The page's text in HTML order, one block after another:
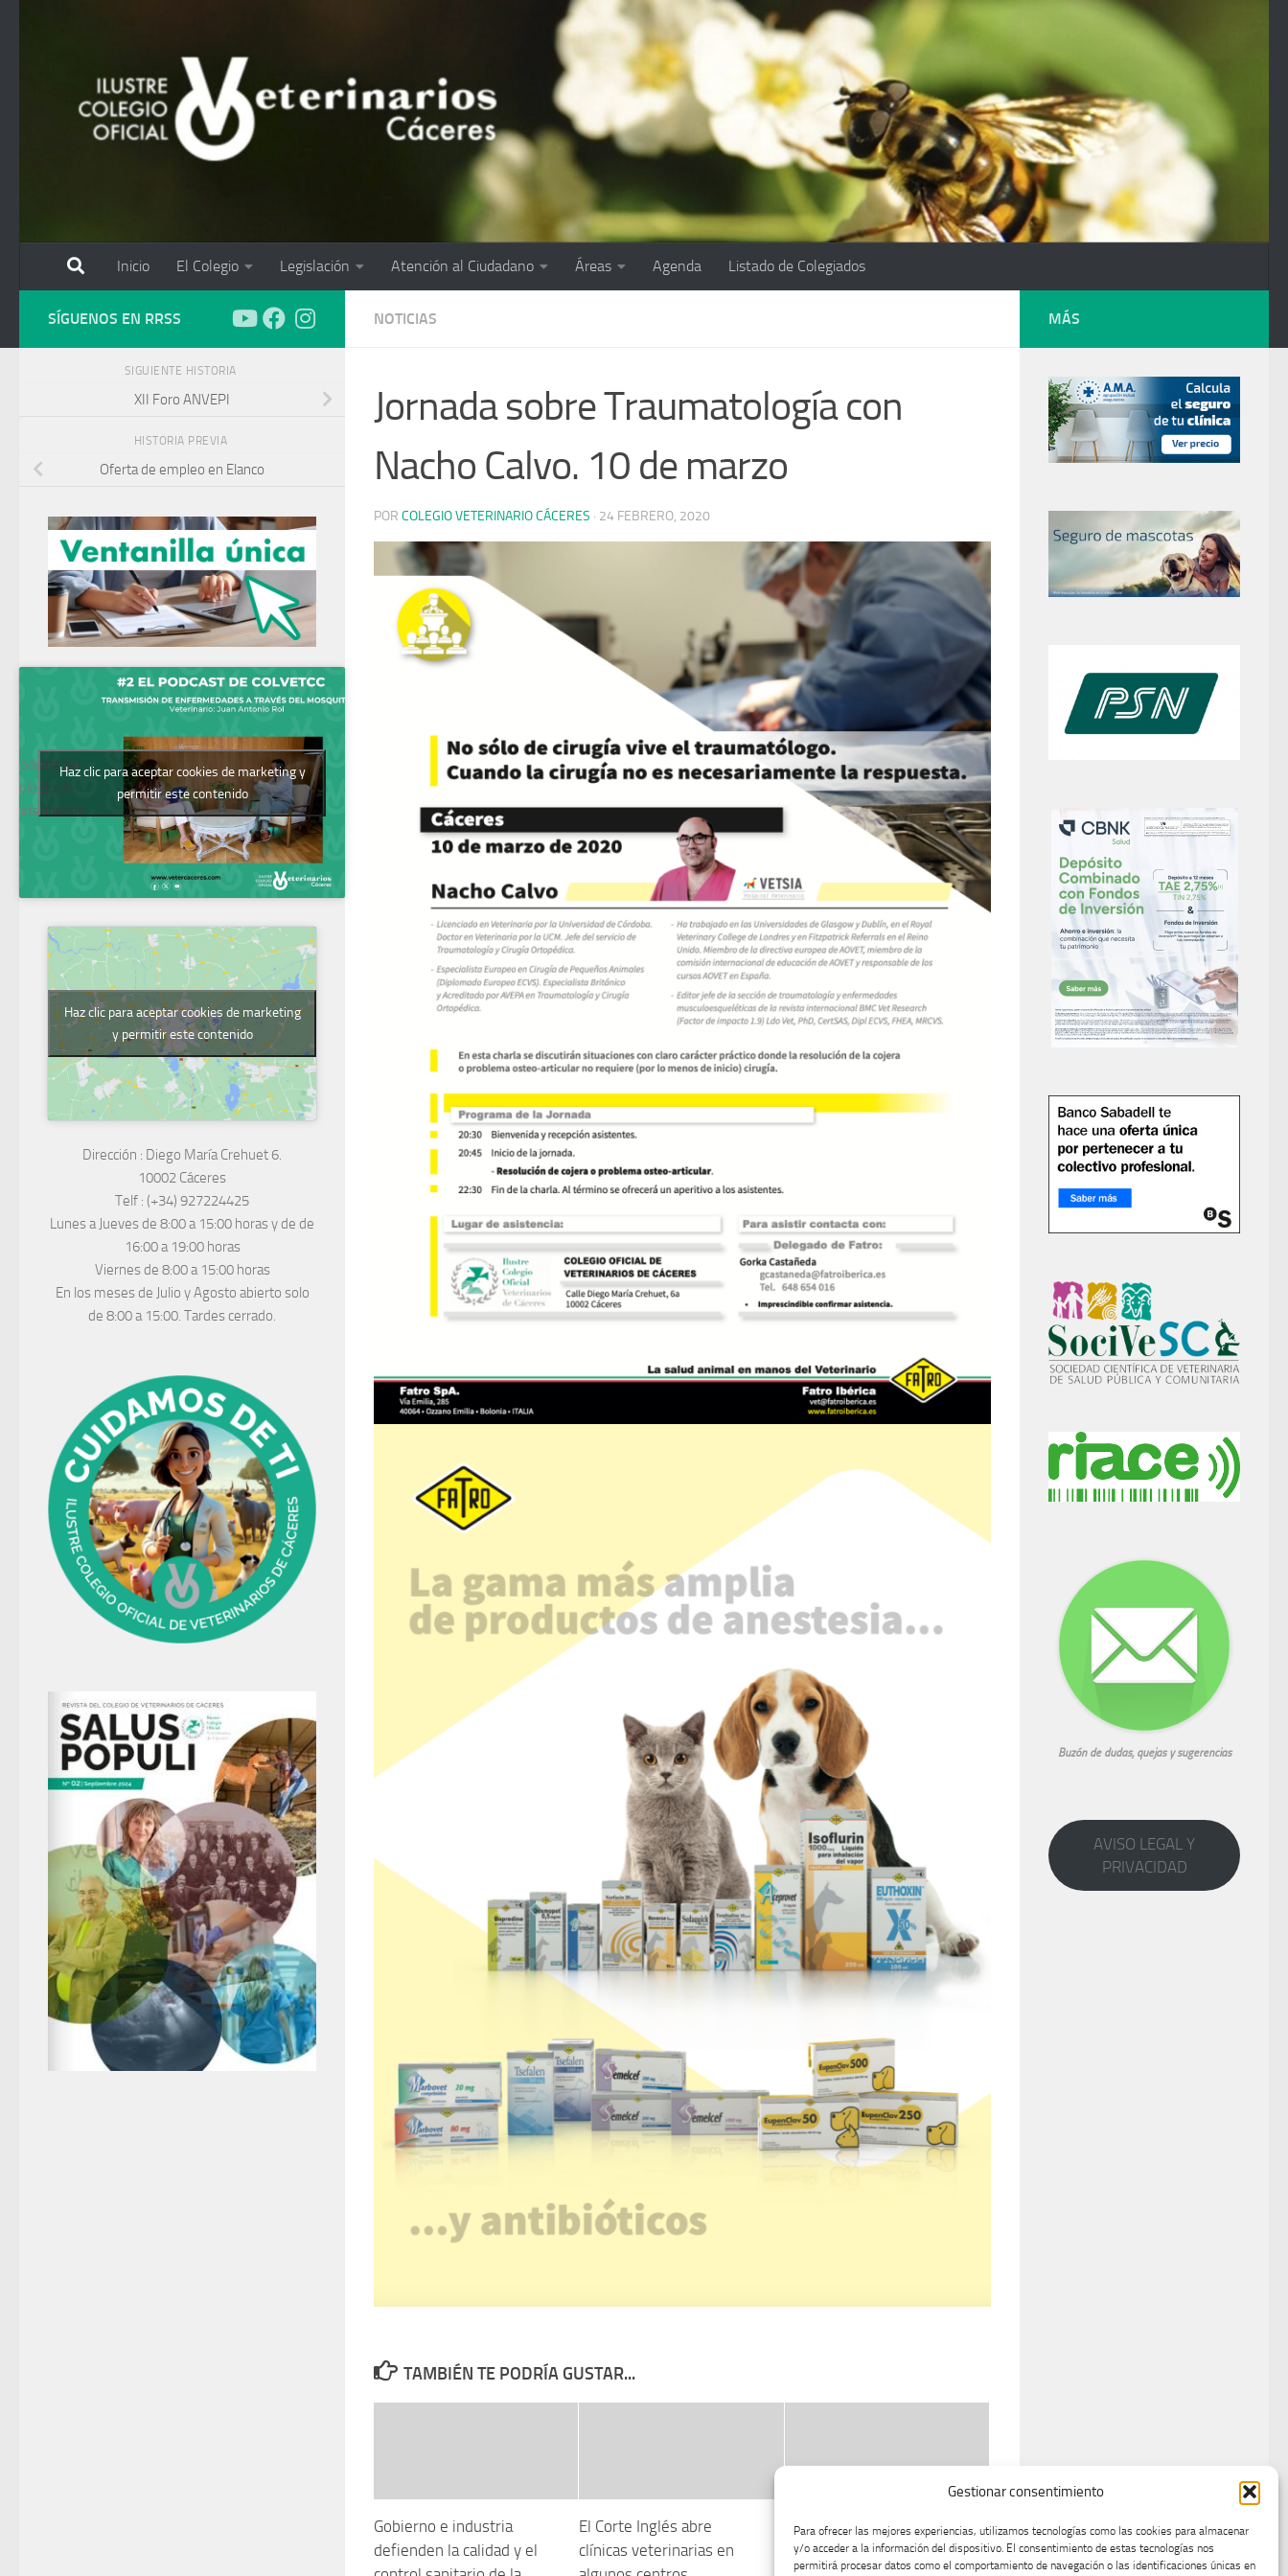
Gestionar consentimiento
Para ofrecer las mejores experiencias, utilizamos tecnologías como las cookies para almacenar
y/o acceder a la información del dispositivo. El consentimiento de estas tecnologías nos
permitirá procesar datos como el comportamiento de navegación o las identificaciones únicas en
Inicio El Colegio Legislación Atención al Ciudadano Áreas Agenda Listado de Colegiados
NOTICIAS
Jornada sobre Traumatología con
Nacho Calvo. 10 de marzo
POR COLEGIO VETERINARIO CÁCERES · 24 FEBRERO, 2020
TAMBIÉN TE PODRÍA GUSTAR...
Gobierno e industria
defienden la calidad y el
El Corte Inglés abre
clínicas veterinarias en
Un estudio identifica los
temas clave para el futuro
SÍGUENOS EN RRSS
SIGUIENTE HISTORIA
XII Foro ANVEPI
HISTORIA PREVIA
Oferta de empleo en Elanco
Podcast del
Colegio de
Veterinarios
Haz clic para aceptar cookies de marketing y
permitir este contenido
Haz clic para aceptar cookies de marketing
y permitir este contenido
Dirección : Diego María Crehuet 6.
10002 Cáceres
Telf : (+34) 927224425
Lunes a Jueves de 8:00 a 15:00 horas y de de
16:00 a 19:00 horas
Viernes de 8:00 a 15:00 horas
En los meses de Julio y Agosto abierto solo
de 8:00 a 15:00. Tardes cerrado.
MÁS
Buzón de dudas, quejas y sugerencias
AVISO LEGAL Y
PRIVACIDAD